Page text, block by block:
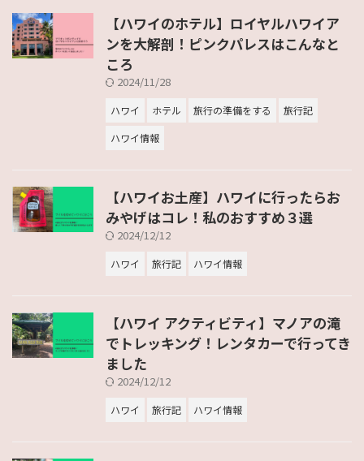
【ハワイのホテル】ロイヤルハワイア
ンを大解剖！ピンクパレスはこんなと
ころ
2024/11/28
ハワイ ホテル 旅行の準備をする
旅行記
ハワイ情報
【ハワイお土産】ハワイに行ったらお
みやげはコレ！私のおすすめ３選
2024/12/12
ハワイ 旅行記 ハワイ情報
【ハワイ アクティビティ】マノアの滝
でトレッキング！レンタカーで行ってき
ました
2024/12/12
ハワイ 旅行記 ハワイ情報